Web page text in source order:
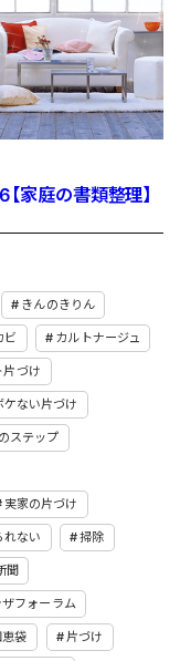
家庭の書類整理】
きんのきりん
ビ カルトナージュ
片づけ
ケない片づけ
ステップ
実家の片づけ
れない 掃除
聞
フォーラム
袋 片づけ